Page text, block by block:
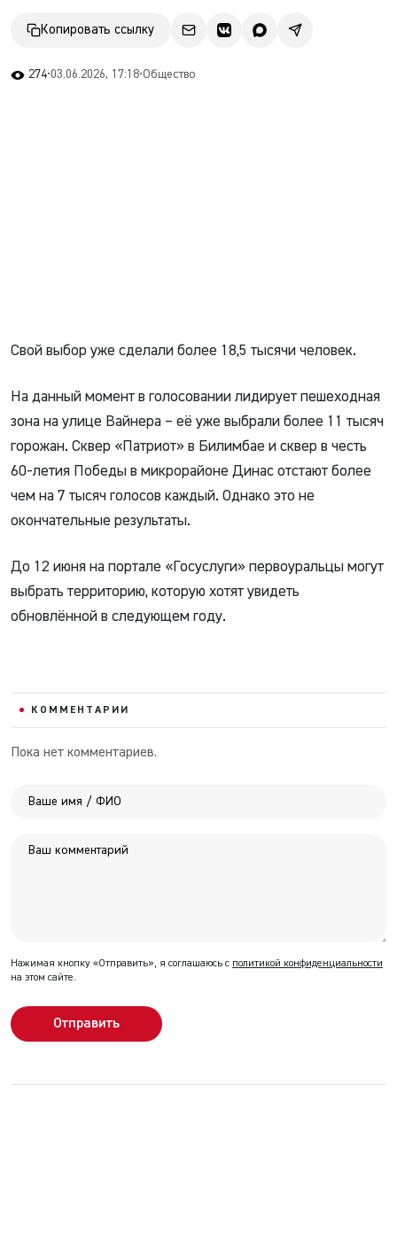
Копировать ссылку
274•03.06.2026, 17:18•Общество
Свой выбор уже сделали более 18,5 тысячи человек.
На данный момент в голосовании лидирует пешеходная
зона на улице Вайнера – её уже выбрали более 11 тысяч
горожан. Сквер «Патриот» в Билимбае и сквер в честь
60-летия Победы в микрорайоне Динас отстают более
чем на 7 тысяч голосов каждый. Однако это не
окончательные результаты.
До 12 июня на портале «Госуслуги» первоуральцы могут
выбрать территорию, которую хотят увидеть
обновлённой в следующем году.
КОММЕНТАРИИ
Пока нет комментариев.
Нажимая кнопку «Отправить», я соглашаюсь с политикой конфиденциальности
на этом сайте.
Отправить